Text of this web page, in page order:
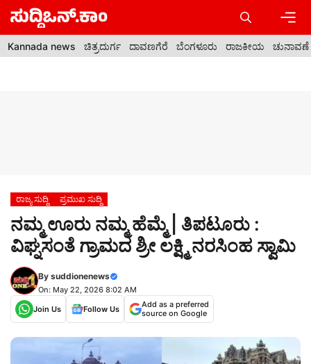
Skip
content
Kannada news ಚಿತ್ರದುರ್ಗ ದಾವಣಗೆರೆ ಬೆಂಗಳೂರು ರಾಜಕೀಯ ಚುನಾವಣೆ
ರಾಜ್ಯ ಸುದ್ದಿ ಪ್ರಮುಖ ಸುದ್ದಿ
ನಮ್ಮ ಊರು ನಮ್ಮ ಹೆಮ್ಮೆ | ತಿಪಟೂರು :
ವಿಘ್ನಸಂತೆ ಗ್ರಾಮದ ಶ್ರೀ ಲಕ್ಷ್ಮಿ ನರಸಿಂಹ ಸ್ವಾಮಿ
By suddionenews
On: May 22, 2026 8:02 AM
Join Us
Follow Us
Add as a preferred
source on Google